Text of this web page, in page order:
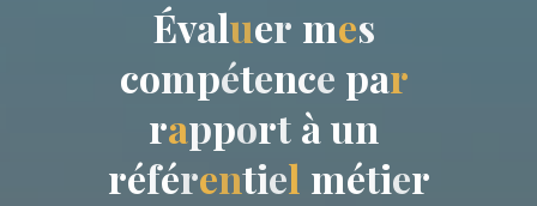
Évaluer mes
compétence par
rapport àun
référentiel métier